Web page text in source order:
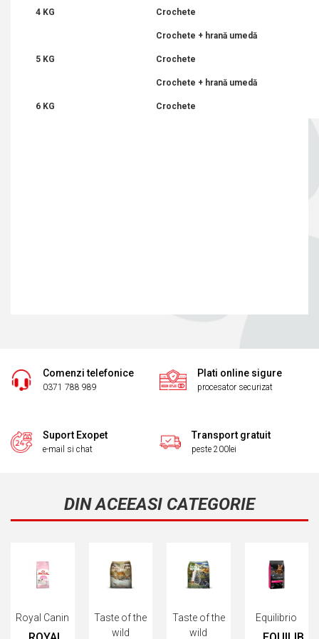
4 KG Crochete
Crochete + hrană umedă
5 KG Crochete
Crochete + hrană umedă
6 KG Crochete
Comenzi telefonice
0371 788 989
Plati online sigure
procesator securizat
Suport Exopet
e-mail si chat
Transport gratuit
peste 200lei
DIN ACEEASI CATEGORIE
Royal Canin
Taste of the
wild
Taste of the
wild
Equilibrio